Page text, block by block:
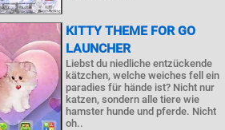
KITTY THEME FOR GO
LAUNCHER
Liebst du niedliche entzückende
kätzchen, welche weiches fell ein
paradies für hände ist? Nicht nur
katzen, sondern alle tiere wie
hamster hunde und pferde. Nicht
oh..